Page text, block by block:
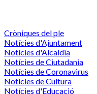
Cròniques del ple
Notícies d'Ajuntament
Notícies d'Alcaldia
Notícies de Ciutadania
Notícies de Coronavirus
Notícies de Cultura
Notícies d'Educació